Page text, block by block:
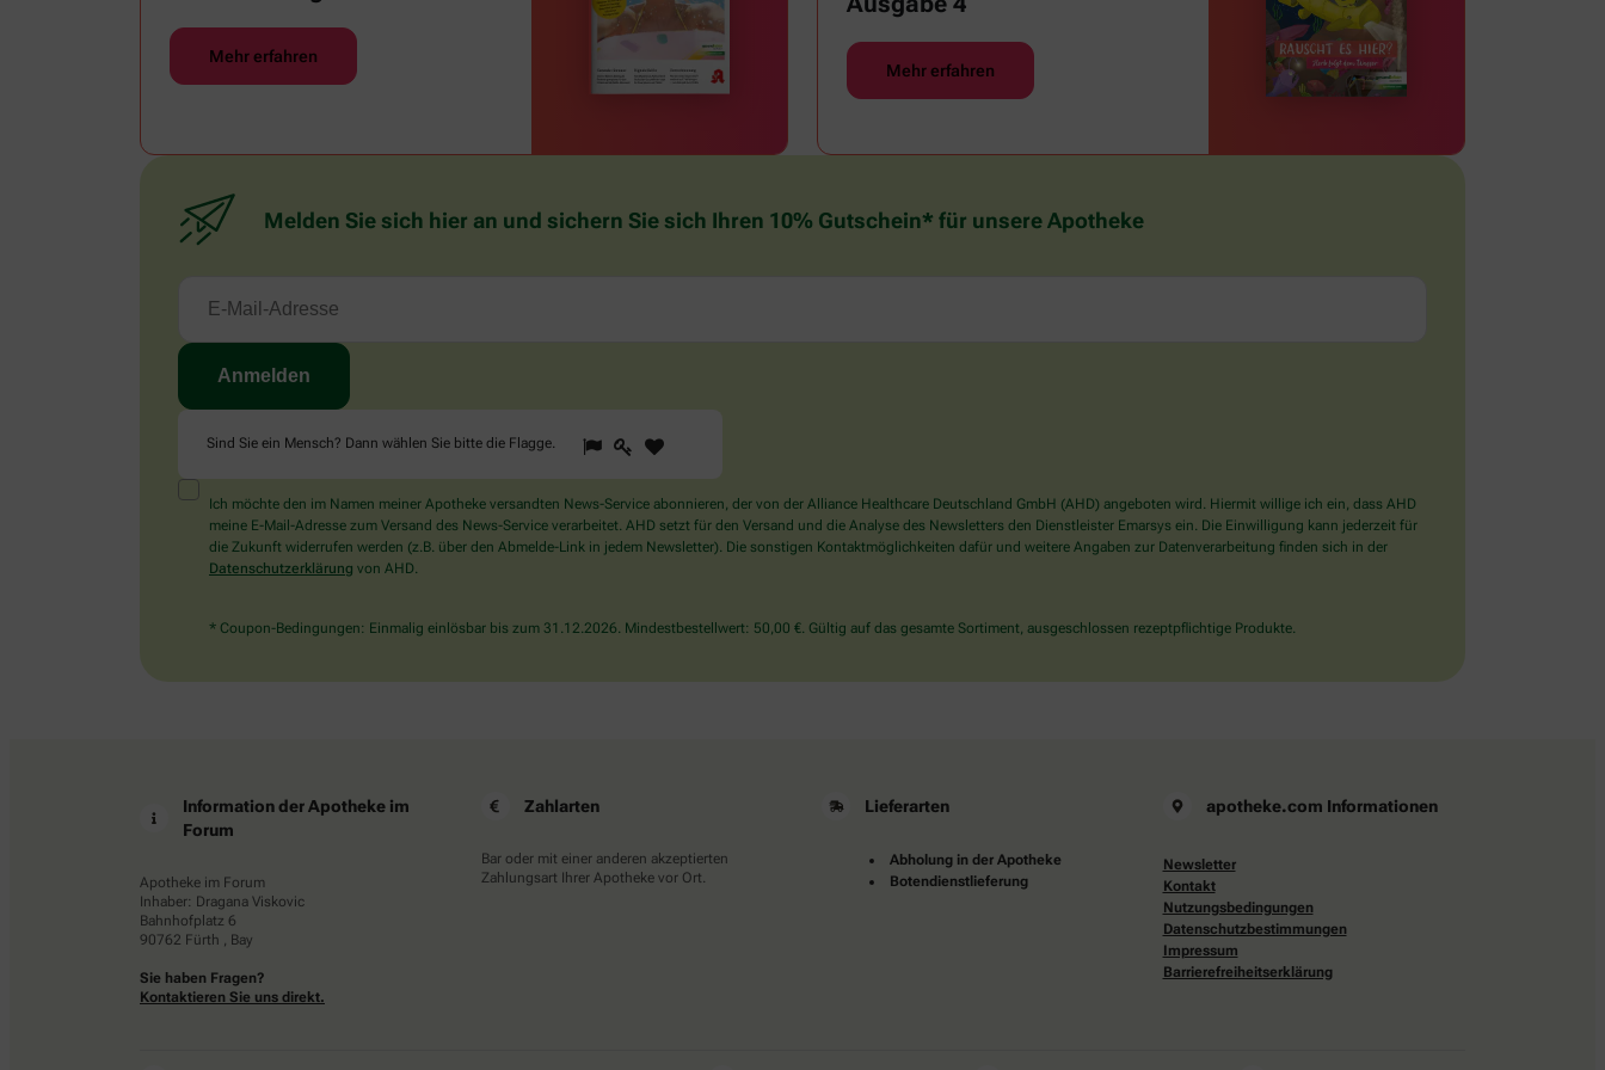
Abkühlung.
Mehr erfahren
Mehr erfahren
Melden Sie sich hier an und sichern Sie sich Ihren 10% Gutschein* für unsere Apotheke
Sind Sie ein Mensch? Dann wählen Sie bitte die Flagge
Sind
Sie
Mensch?
Dann
wählen
Flagge.
1 2
Ich möchte den im Namen meiner Apotheke versandten News-Service abonnieren, der von der Alliance Healthcare Deutschland GmbH (AHD) angeboten wird. Hiermit willige ich ein, dass AHD
meine E-Mail-Adresse zum Versand des News-Service verarbeitet. AHD setzt für den Versand und die Analyse des Newsletters den Dienstleister Emarsys ein. Die Einwilligung kann jederzeit für
die Zukunft widerrufen werden (z.B. über den Abmelde-Link in jedem Newsletter). Die sonstigen Kontaktmöglichkeiten dafür und weitere Angaben zur Datenverarbeitung finden sich in der
Datenschutzerklärung von AHD.
* Coupon-Bedingungen: Einmalig einlösbar bis zum 31.12.2026. Mindestbestellwert: 50,00 €. Gültig auf das gesamte Sortiment, ausgeschlossen rezeptpflichtige Produkte.
Information der Apotheke im
Forum
Apotheke im Forum
Inhaber: Dragana Viskovic
Bahnhofplatz 6
90762 Fürth , Bay
Sie haben Fragen?
Kontaktieren Sie uns direkt.
Zahlarten
Bar oder mit einer anderen akzeptierten
Zahlungsart Ihrer Apotheke vor Ort.
Lieferarten
Abholung in der Apotheke
Botendienstlieferung
apotheke.com Informationen
Newsletter
Kontakt
Nutzungsbedingungen
Datenschutzbestimmungen
Impressum
Barrierefreiheitserklärung